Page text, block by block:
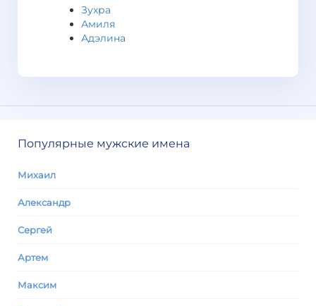
Зухра
Амиля
Адэлина
Популярные мужские имена
Михаил
Александр
Сергей
Артем
Максим